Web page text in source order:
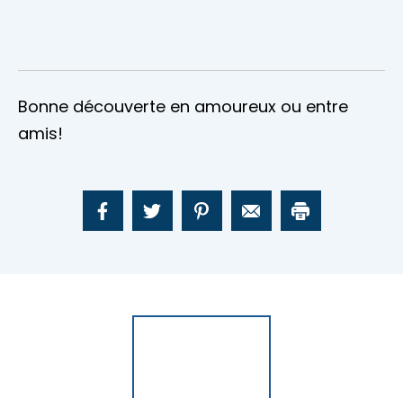
Bonne découverte en amoureux ou entre
amis!